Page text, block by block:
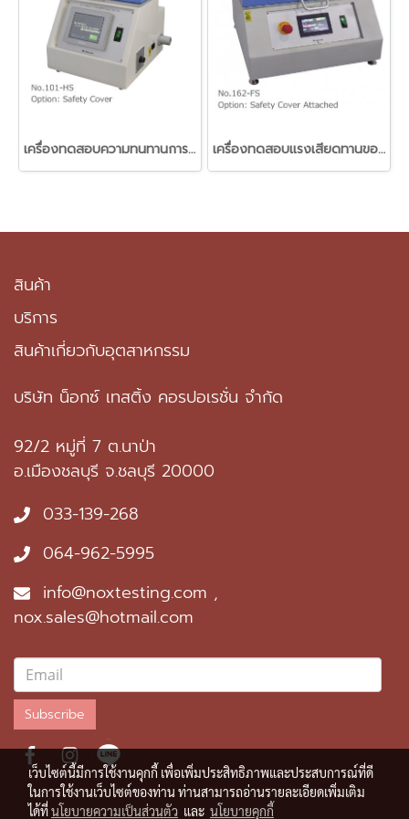
เครื่องทดสอบความทนทานการขัดถูของวัสดุแบบ Taber (Taber type abrasion tester) เครื่องทดสอบแรงเสียดทานของวัสดุฟิลม์พลาสติกแนวนอน (Slip tester Horizontal method)
สินค้า
บริการ
สินค้าเกี่ยวกับอุตสาหกรรม
บริษัท น็อกซ์ เทสติ้ง คอรปอเรชั่น จำกัด
92/2 หมู่ที่ 7 ต.นาป่า
อ.เมืองชลบุรี จ.ชลบุรี 20000
033-139-268
064-962-5995
info@noxtesting.com ,
nox.sales@hotmail.com
Subscribe
เว็บไซต์นี้มีการใช้งานคุกกี้ เพื่อเพิ่มประสิทธิภาพและประสบการณ์ที่ดี
ในการใช้งานเว็บไซต์ของท่าน ท่านสามารถอ่านรายละเอียดเพิ่มเติม
ได้ที่นโยบายความเป็นส่วนตัว และ นโยบายคุกกี้